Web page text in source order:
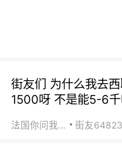
街友们 为什么我去
1500呀 不是能5-6
法国你问我答